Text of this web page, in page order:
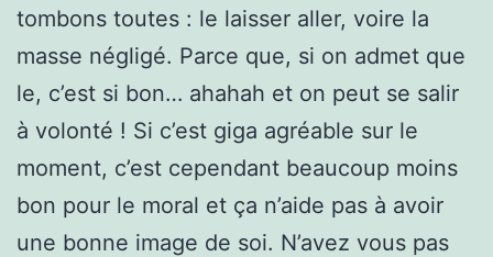
tombons toutes : le laisser aller, voire la
masse négligé. Parce que, si on admet que
le, c’est si bon… ahahah et on peut se salir
à volonté ! Si c’est giga agréable sur le
moment, c’est cependant beaucoup moins
bon pour le moral et ça n’aide pas à avoir
une bonne image de soi. N’avez vous pas